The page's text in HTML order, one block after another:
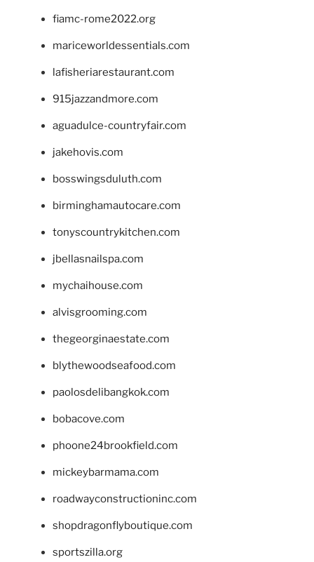
fiamc-rome2022.org
mariceworldessentials.com
lafisheriarestaurant.com
915jazzandmore.com
aguadulce-countryfair.com
jakehovis.com
bosswingsduluth.com
birminghamautocare.com
tonyscountrykitchen.com
jbellasnailspa.com
mychaihouse.com
alvisgrooming.com
thegeorginaestate.com
blythewoodseafood.com
paolosdelibangkok.com
bobacove.com
phoone24brookfield.com
mickeybarmama.com
roadwayconstructioninc.com
shopdragonflyboutique.com
sportszilla.org